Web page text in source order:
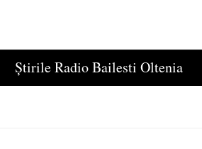
Știrile Radio Bailesti Oltenia